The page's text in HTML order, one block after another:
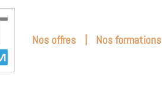
Nos offres | Nos formations